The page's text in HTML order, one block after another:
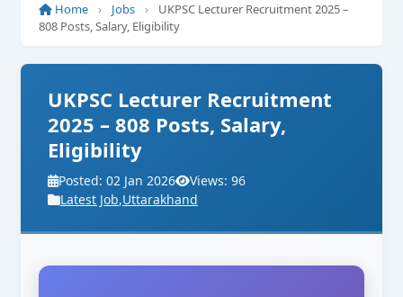
Home › Jobs ›
UKPSC Lecturer Recruitment 2025 –
808 Posts, Salary, Eligibility
UKPSC Lecturer Recruitment
2025 – 808 Posts, Salary,
Eligibility
Posted: 02 Jan 2026
Views: 96
Latest Job,Uttarakhand